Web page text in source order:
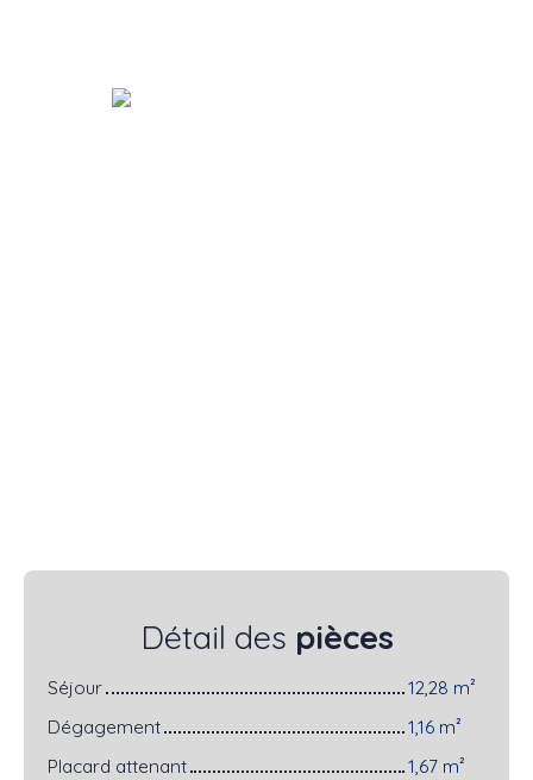
Détail des pièces
Séjour
12,28 m²
Dégagement
1,16 m²
Placard attenant
1,67 m²